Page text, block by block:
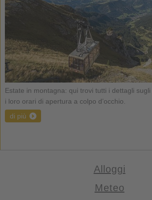
Estate in montagna: qui trovi tutti i dettagli
i loro orari di apertura a colpo d’occhio.
di più
Alloggi
Meteo